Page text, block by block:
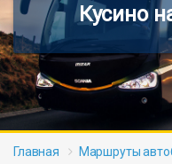
Кусино
Главная Маршруты